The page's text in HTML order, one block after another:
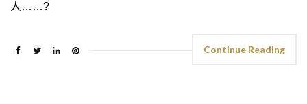
人……?
Continue Reading